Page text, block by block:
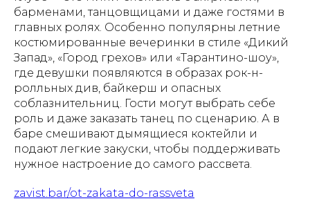
барменами, танцовщицами и даже гостями в
главных ролях. Особенно популярны летние
костюмированные вечеринки в стиле «Дикий
Запад», «Город грехов» или «Тарантино-шоу»,
где девушки появляются в образах рок-н-
ролльных див, байкерш и опасных
соблазнительниц. Гости могут выбрать себе
роль и даже заказать танец по сценарию. А в
баре смешивают дымящиеся коктейли и
подают легкие закуски, чтобы поддерживать
нужное настроение до самого рассвета.
zavist.bar/ot-zakata-do-rassveta